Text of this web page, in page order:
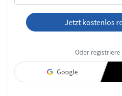
Jetzt kostenlos
Oder
Google